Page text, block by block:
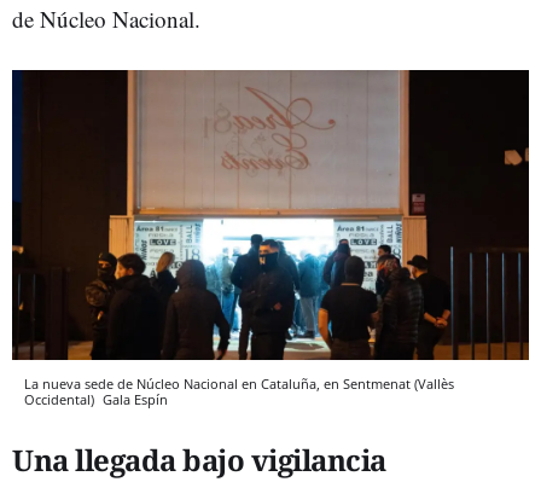
de Núcleo Nacional.
La nueva sede de Núcleo Nacional en Cataluña, en Sentmenat (Vallès
Occidental) Gala Espín
Una llegada bajo vigilancia